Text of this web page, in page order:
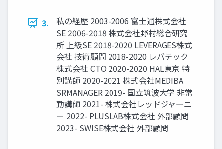
3.
私の経歴 2003-2006 富士通株式会社
SE 2006-2018 株式会社野村総合研究
所 上級SE 2018-2020 LEVERAGES株式
会社 技術顧問 2018-2020 レバテック
株式会社 CTO 2020-2020 HAL東京 特
別講師 2020-2021 株式会社MEDIBA
SRMANAGER 2019- 国立筑波大学 非常
勤講師 2021- 株式会社レッドジャーニ
ー 2022- PLUSLAB株式会社 外部顧問
2023- SWISE株式会社 外部顧問